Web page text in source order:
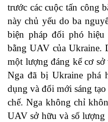
trước các cuộc tấn công
này chủ yếu do ba
biện pháp đối phó
bằng UAV của Ukraine.
một lượng đáng kể cơ
Nga đã bị Ukraine phá
dụng và đổi mới sáng
chế. Nga không chỉ
UAV sở hữu và số